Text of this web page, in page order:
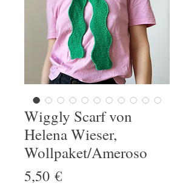
Wiggly Scarf von
Helena Wieser,
Wollpaket/Ameroso
5,50 €Preis